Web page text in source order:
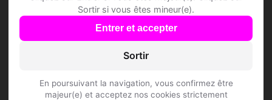
Sortir si vous êtes mineur(e).
Entrer et accepter
Sortir
En poursuivant la navigation, vous confirmez être
majeur(e) et acceptez nos cookies strictement
Comment trouver Speed Dating à Aussac-
L'inscription est-elle gratuite ?
Combien de membres Speed Dating sont